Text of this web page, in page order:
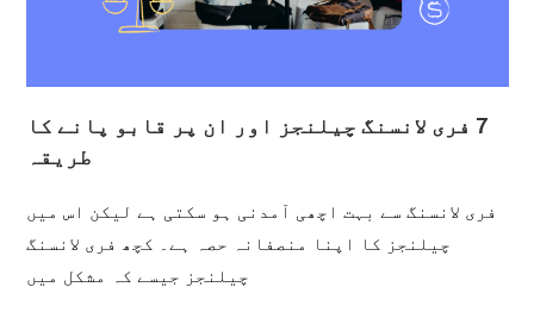
7 فری لانسنگ چیلنجز اور ان پر قابو پانے کا
طریقہ
فری لانسنگ سے بہت اچھی آمدنی ہو سکتی ہے لیکن اس میں
چیلنجز کا اپنا منصفانہ حصہ ہے۔ کچھ فری لانسنگ
چیلنجز جیسے کہ مشکل میں